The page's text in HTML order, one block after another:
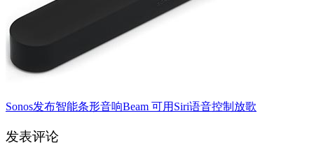
Sonos发布智能条形音响Beam 可用Siri语音控制放歌
发表评论